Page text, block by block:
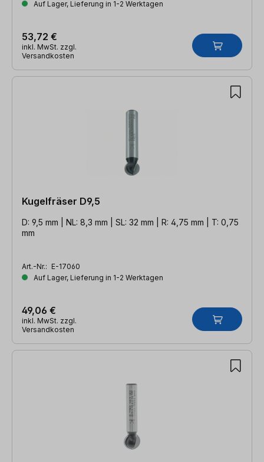
Auf Lager, Lieferung in 1-2 Werktagen
53,72 €
inkl. MwSt. zzgl.
Versandkosten
Kugelfräser D9,5
D: 9,5 mm | NL: 8,3 mm | SL: 32 mm | R: 4,75 mm | T: 0,75
mm
Art.-Nr.: E-17060
Auf Lager, Lieferung in 1-2 Werktagen
49,06 €
inkl. MwSt. zzgl.
Versandkosten